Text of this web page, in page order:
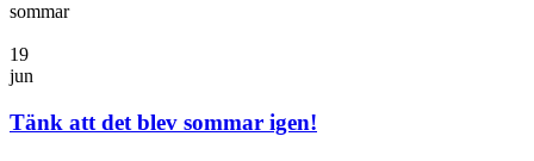
sommar
19
jun
Tänk att det blev sommar igen!